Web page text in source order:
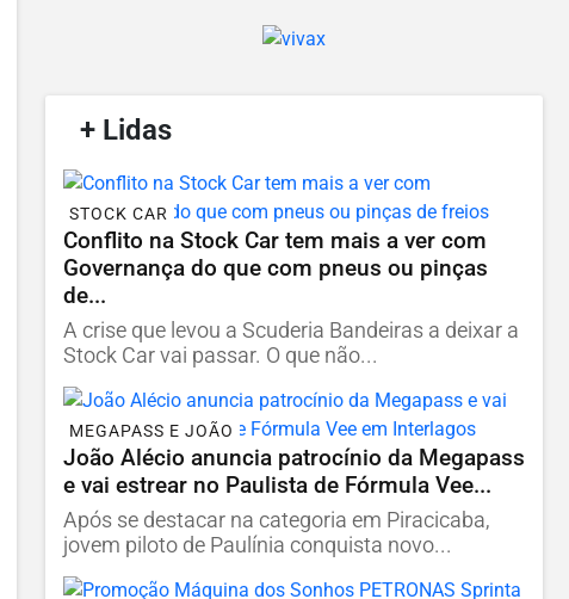
+ Lidas
STOCK CAR
Conflito na Stock Car tem mais a ver com
Governança do que com pneus ou pinças
de...
A crise que levou a Scuderia Bandeiras a deixar a
Stock Car vai passar. O que não...
MEGAPASS E JOÃO
João Alécio anuncia patrocínio da Megapass
e vai estrear no Paulista de Fórmula Vee...
Após se destacar na categoria em Piracicaba,
jovem piloto de Paulínia conquista novo...